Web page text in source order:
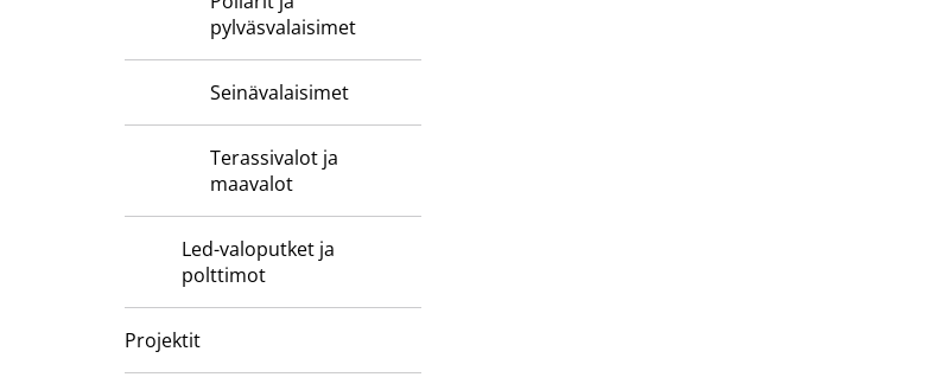
pylväsvalaisimet
Seinävalaisimet
Terassivalot ja
maavalot
Led-valoputket ja
polttimot
Projektit